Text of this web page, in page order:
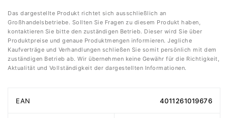
Das dargestellte Produkt richtet sich ausschließlich an
Großhandelsbetriebe. Sollten Sie Fragen zu diesem Produkt haben,
kontaktieren Sie bitte den zuständigen Betrieb. Dieser wird Sie über
Produktpreise und genaue Produktmengen informieren. Jegliche
Kaufverträge und Verhandlungen schließen Sie somit persönlich mit dem
zuständigen Betrieb ab. Wir übernehmen keine Gewähr für die Richtigkeit,
Aktualität und Vollständigkeit der dargestellten Informationen.
EAN 4011261019676